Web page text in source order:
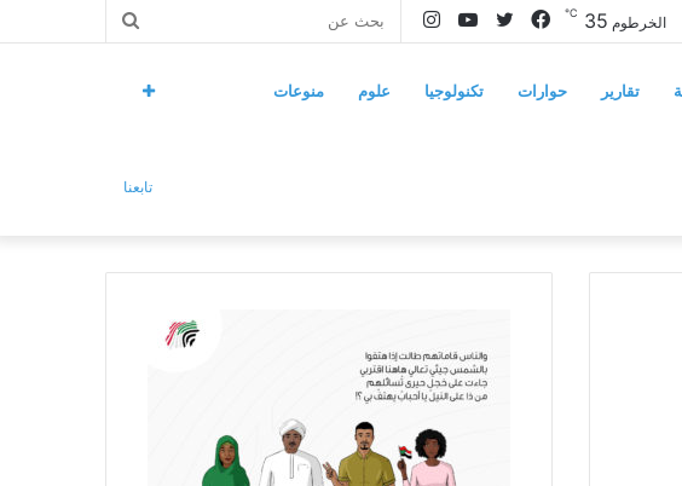
بحث
انستقراميوتيوبتويتر
فيسبوك الخرطوم 35
℃
تقارير حوارات تكنولوجيا علوم منوعات
تابعنا